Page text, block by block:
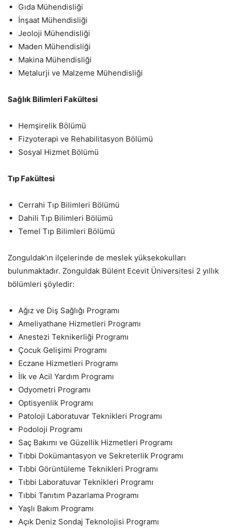
Gıda Mühendisliği
İnşaat Mühendisliği
Jeoloji Mühendisliği
Maden Mühendisliği
Makina Mühendisliği
Metalurji ve Malzeme Mühendisliği
Sağlık Bilimleri Fakültesi
Hemşirelik Bölümü
Fizyoterapi ve Rehabilitasyon Bölümü
Sosyal Hizmet Bölümü
Tıp Fakültesi
Cerrahi Tıp Bilimleri Bölümü
Dahili Tıp Bilimleri Bölümü
Temel Tıp Bilimleri Bölümü
Zonguldak’ın ilçelerinde de meslek yüksekokulları
bulunmaktadır. Zonguldak Bülent Ecevit Üniversitesi 2 yıllık
bölümleri şöyledir:
Ağız ve Diş Sağlığı Programı
Ameliyathane Hizmetleri Programı
Anestezi Teknikerliği Programı
Çocuk Gelişimi Programı
Eczane Hizmetleri Programı
İlk ve Acil Yardım Programı
Odyometri Programı
Optisyenlik Programı
Patoloji Laboratuvar Teknikleri Programı
Podoloji Programı
Saç Bakımı ve Güzellik Hizmetleri Programı
Tıbbi Dokümantasyon ve Sekreterlik Programı
Tıbbi Görüntüleme Teknikleri Programı
Tıbbi Laboratuvar Teknikleri Programı
Tıbbi Tanıtım Pazarlama Programı
Yaşlı Bakım Programı
Açık Deniz Sondaj Teknolojisi Programı